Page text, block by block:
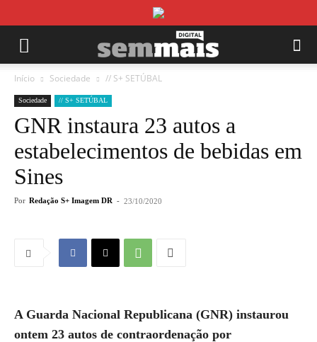
Início Sociedade // S+ SETÚBAL
Sociedade // S+ SETÚBAL
GNR instaura 23 autos a
estabelecimentos de bebidas em
Sines
Por Redação S+ Imagem DR - 23/10/2020
A Guarda Nacional Republicana (GNR) instaurou
ontem 23 autos de contraordenação por